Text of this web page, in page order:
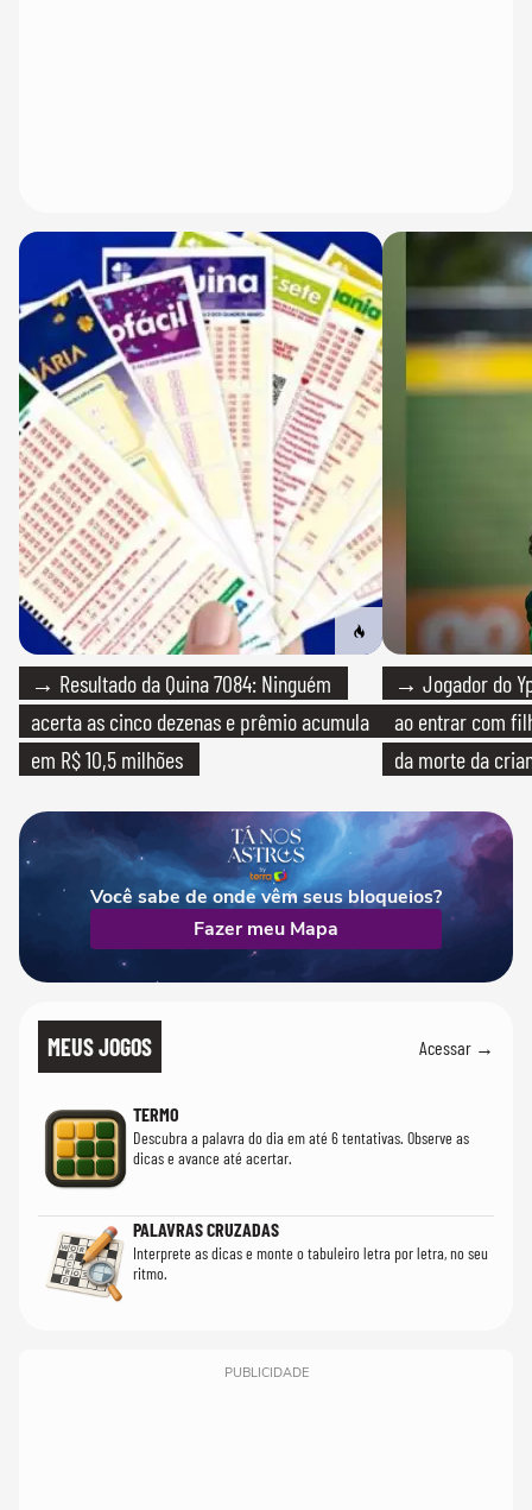
→ Resultado da Quina 7084: Ninguém
acerta as cinco dezenas e prêmio acumula
em R$ 10,5 milhões
→ Jogador do
ao entrar com
da morte da
Você sabe de onde vêm seus bloqueios?
Fazer meu Mapa
MEUS JOGOS Acessar →
TERMO
Descubra a palavra do dia em até 6 tentativas. Observe as
dicas e avance até acertar.
PALAVRAS CRUZADAS
Interprete as dicas e monte o tabuleiro letra por letra, no seu
ritmo.
PUBLICIDADE